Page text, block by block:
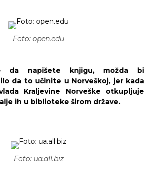
Foto: open.edu
da napišete knjigu, možda bi
da to učinite u Norveškoj, jer kada
Kraljevine Norveške otkupljuje
ih u biblioteke širom države.
Foto: ua.all.biz